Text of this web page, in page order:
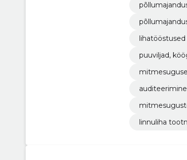
lihatööstused
puuviljad,
auditeerimine
linnuliha